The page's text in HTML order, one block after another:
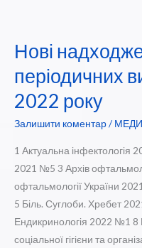
Нові
періодичних
2022 року
Залишити коментар/
1 Актуальна інфектологія
2021 №5 3 Архів
офтальмології України
5 Біль. Суглоби. Хребет
Ендикринологія 2022 №1 8
соціальної гігієни та